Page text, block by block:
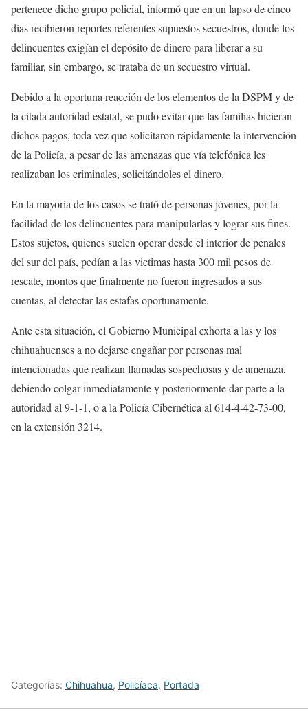
pertenece dicho grupo policial, informó que en un lapso de cinco
días recibieron reportes referentes supuestos secuestros, donde los
delincuentes exigían el depósito de dinero para liberar a su
familiar, sin embargo, se trataba de un secuestro virtual.
Debido a la oportuna reacción de los elementos de la DSPM y de
la citada autoridad estatal, se pudo evitar que las familias hicieran
dichos pagos, toda vez que solicitaron rápidamente la intervención
de la Policía, a pesar de las amenazas que vía telefónica les
realizaban los criminales, solicitándoles el dinero.
En la mayoría de los casos se trató de personas jóvenes, por la
facilidad de los delincuentes para manipularlas y lograr sus fines.
Estos sujetos, quienes suelen operar desde el interior de penales
del sur del país, pedían a las victimas hasta 300 mil pesos de
rescate, montos que finalmente no fueron ingresados a sus
cuentas, al detectar las estafas oportunamente.
Ante esta situación, el Gobierno Municipal exhorta a las y los
chihuahuenses a no dejarse engañar por personas mal
intencionadas que realizan llamadas sospechosas y de amenaza,
debiendo colgar inmediatamente y posteriormente dar parte a la
autoridad al 9-1-1, o a la Policía Cibernética al 614-4-42-73-00,
en la extensión 3214.
Categorías: Chihuahua, Policíaca, Portada